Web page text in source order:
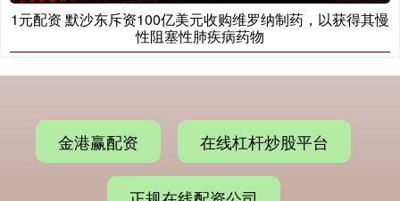
1元配资 默沙东斥资100亿美元收购维罗纳制药，以获得其慢
性阻塞性肺疾病药物
金港赢配资 在线杠杆炒股平台